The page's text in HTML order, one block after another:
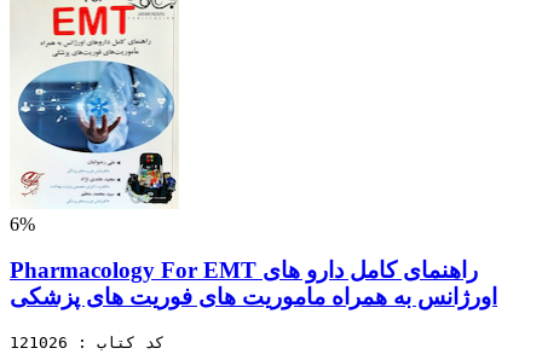
6%
Pharmacology For EMT راهنمای کامل دارو های
اورژانس به همراه ماموریت های فوریت های پزشکی
کد کتاب : 121026